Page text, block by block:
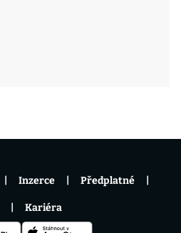
Inzerce Předplatné
Kariéra